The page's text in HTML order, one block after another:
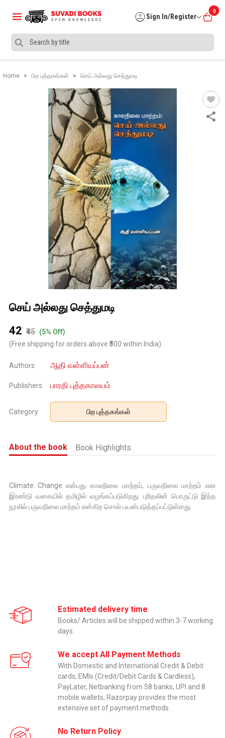
Sign In/Register
0
Home பிற புத்தகங்கள் செய் அல்லது செத்துமடி
செய் அல்லது செத்துமடி
₹42 ₹45 (5% Off)
(Free shipping for orders above ₹500 within India)
Authors ஆதி வள்ளியப்பன்
Publishers பாரதி புத்தகாலயம்
Category பிற புத்தகங்கள்
About the book Book Highlights
Climate Change என்பது காலநிலை மாற்றம், பருவநிலை மாற்றம் என
இரண்டு வகையில் தமிழில் வழங்கப்படுகிறது. புரிதலின் பொருட்டு இந்த
நூலில் பருவநிலை மாற்றம் என்கிற சொல் பயன்படுத்தப்பட்டுள்ளது.
Estimated delivery time
Books/ Articles will be shipped within 3-7 working
days.
We accept All Payment Methods
With Domestic and International Credit & Debit
cards, EMIs (Credit/Debit Cards & Cardless),
PayLater, Netbanking from 58 banks, UPI and 8
mobile wallets, Razorpay provides the most
extensive set of payment methods.
No Return Policy